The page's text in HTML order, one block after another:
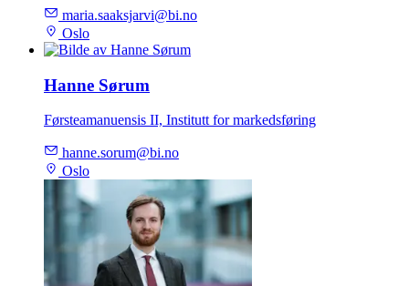
maria.saaksjarvi@bi.no
Oslo
Hanne Sørum
Førsteamanuensis II, Institutt for markedsføring
hanne.sorum@bi.no
Oslo